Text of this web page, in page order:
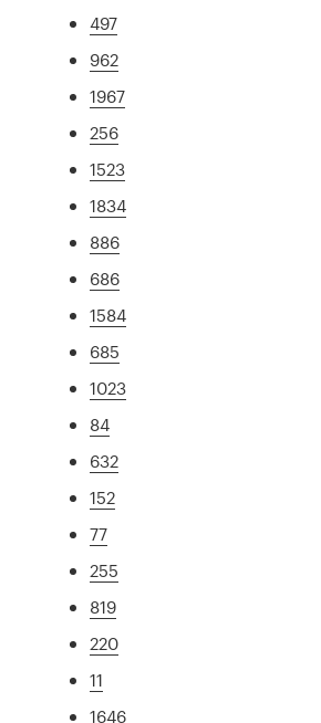
497
962
1967
256
1523
1834
886
686
1584
685
1023
84
632
152
77
255
819
220
11
1646